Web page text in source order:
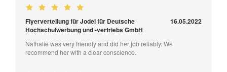
Flyerverteilung für Jodel für Deutsche
Hochschulwerbung und -vertriebs GmbH
16.05.2022
Nathalie was very friendly and did her job reliably. We
recommend her with a clear conscience.